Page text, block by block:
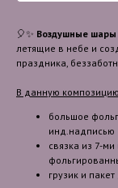
🎈✨ Воздушные шары
летящие в небе и
праздника,
В данную
большое
инд.надписью
связка из 7-
грузик и